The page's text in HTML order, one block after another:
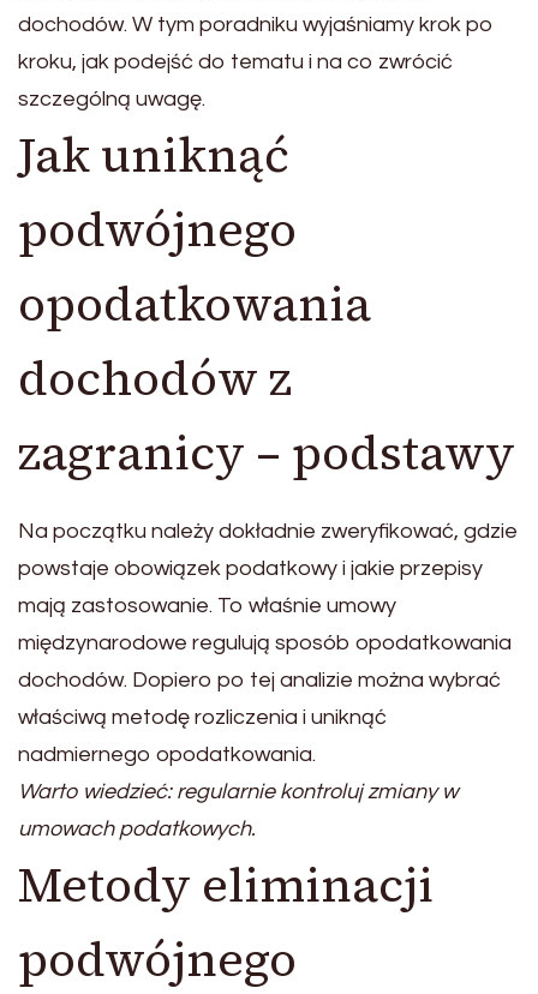
dochodów. W tym poradniku wyjaśniamy krok po
kroku, jak podejść do tematu i na co zwrócić
szczególną uwagę.
Jak uniknąć
podwójnego
opodatkowania
dochodów z
zagranicy – podstawy
Na początku należy dokładnie zweryfikować, gdzie
powstaje obowiązek podatkowy i jakie przepisy
mają zastosowanie. To właśnie umowy
międzynarodowe regulują sposób opodatkowania
dochodów. Dopiero po tej analizie można wybrać
właściwą metodę rozliczenia i uniknąć
nadmiernego opodatkowania.
Warto wiedzieć: regularnie kontroluj zmiany w
umowach podatkowych.
Metody eliminacji
podwójnego